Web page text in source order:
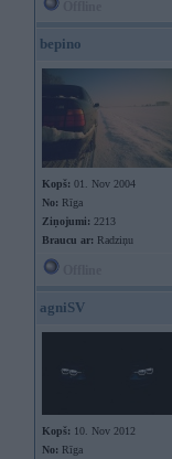
bepino
Kopš: 01. Nov 2004
No: Rīga
Ziņojumi: 2213
Braucu ar: Radziņu
agniSV
Kopš: 10. Nov 2012
No: Rīga